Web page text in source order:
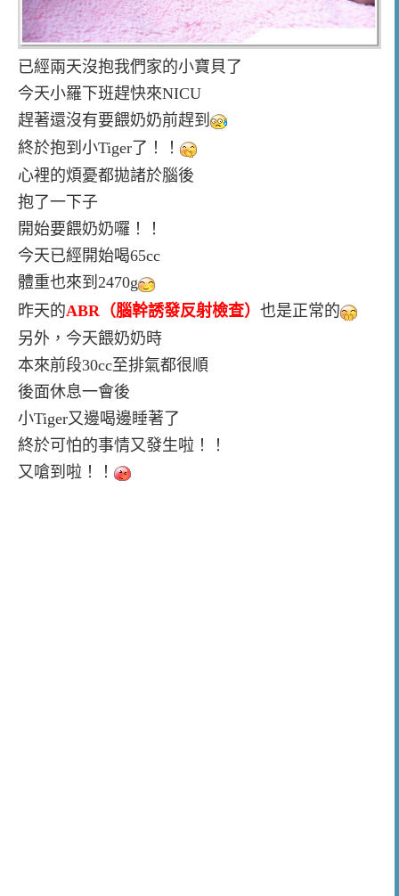
已經兩天沒抱我們家的小寶貝了
今天小羅下班趕快來NICU
趕著還沒有要餵奶奶前趕到
終於抱到小Tiger了！！
心裡的煩憂都拋諸於腦後
抱了一下子
開始要餵奶奶囉！！
今天已經開始喝65cc
體重也來到2470g
昨天的ABR（腦幹誘發反射檢查） 也是正常的
另外，今天餵奶奶時
本來前段30cc至排氣都很順
後面休息一會後
小Tiger又邊喝邊睡著了
終於可怕的事情又發生啦！！
又嗆到啦！！